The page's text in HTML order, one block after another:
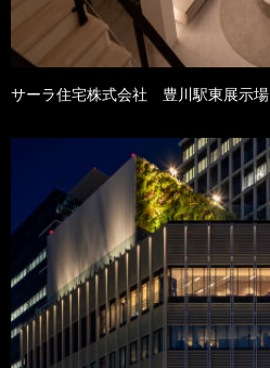
サーラ住宅株式会社 豊川駅東展示場